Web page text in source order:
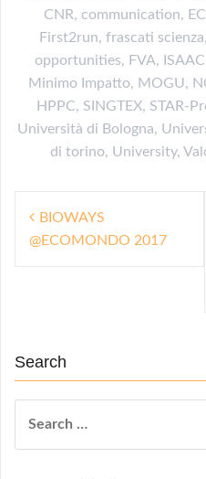
CNR, communication, EC
First2run, frascati scienza,
opportunities, FVA, ISAAC
Minimo Impatto, MOGU,
HPPC, SINGTEX, STAR-
Università di Bologna,
di torino, University,
P
a
v
BIOWAYS
@ECOMONDO 2017
Search